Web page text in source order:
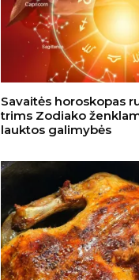
Savaitės horoskopas
trims Zodiako
lauktos galimybės